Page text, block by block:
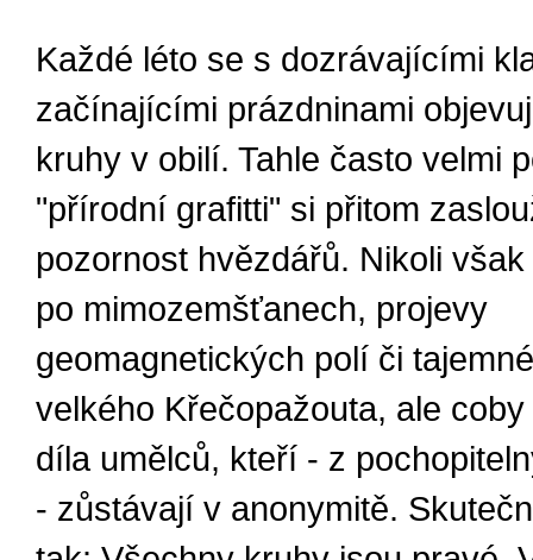
Každé léto se s dozrávajícími
začínajícími prázdninami
kruhy v obilí. Tahle často velmi
"přírodní grafitti" si přitom
pozornost hvězdářů. Nikoli
po mimozemšťanech, projevy
geomagnetických polí či
velkého Křečopažouta, ale
díla umělců, kteří - z
- zůstávají v anonymitě.